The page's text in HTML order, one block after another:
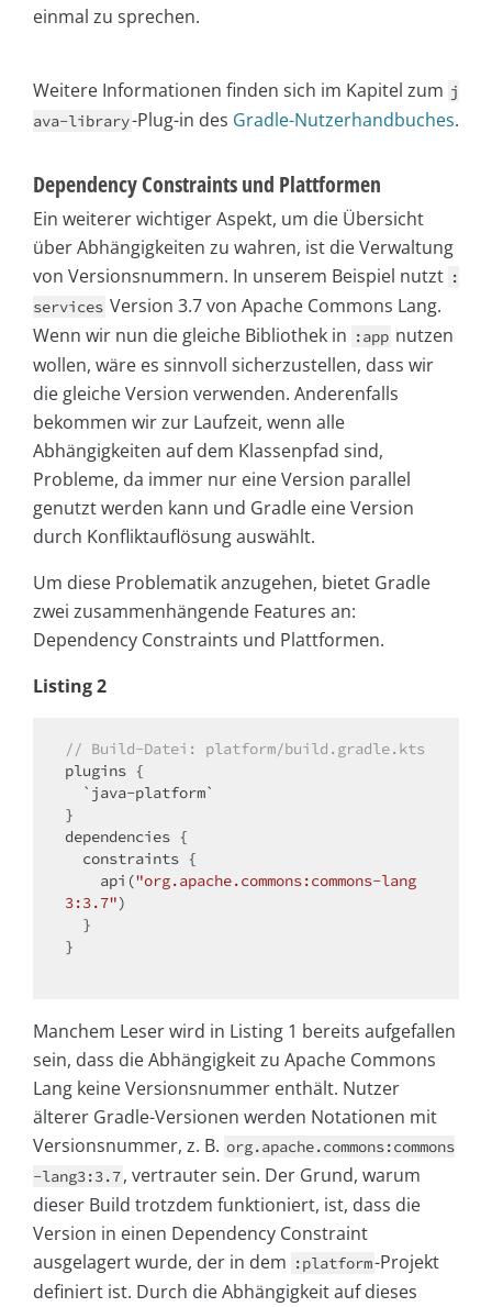
einmal zu sprechen.
Weitere Informationen finden sich im Kapitel zum j
ava-library-Plug-in des Gradle-Nutzerhandbuches.
Dependency Constraints und Plattformen
Ein weiterer wichtiger Aspekt, um die Übersicht
über Abhängigkeiten zu wahren, ist die Verwaltung
von Versionsnummern. In unserem Beispiel nutzt :
services Version 3.7 von Apache Commons Lang.
Wenn wir nun die gleiche Bibliothek in :app nutzen
wollen, wäre es sinnvoll sicherzustellen, dass wir
die gleiche Version verwenden. Anderenfalls
bekommen wir zur Laufzeit, wenn alle
Abhängigkeiten auf dem Klassenpfad sind,
Probleme, da immer nur eine Version parallel
genutzt werden kann und Gradle eine Version
durch Konfliktauflösung auswählt.
Um diese Problematik anzugehen, bietet Gradle
zwei zusammenhängende Features an:
Dependency Constraints und Plattformen.
Listing 2
// Build-Datei: platform/build.gradle.kts
plugins {
}
dependencies {
    api(
"org.apache.commons:commons-lang
3:3.7")
}
Manchem Leser wird in Listing 1 bereits aufgefallen
sein, dass die Abhängigkeit zu Apache Commons
Lang keine Versionsnummer enthält. Nutzer
älterer Gradle-Versionen werden Notationen mit
Versionsnummer, z. B. org.apache.commons:commons
-lang3:3.7, vertrauter sein. Der Grund, warum
dieser Build trotzdem funktioniert, ist, dass die
Version in einen Dependency Constraint
ausgelagert wurde, der in dem :platform-Projekt
definiert ist. Durch die Abhängigkeit auf dieses